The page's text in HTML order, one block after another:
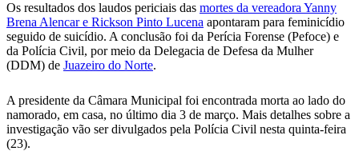
Os resultados dos laudos periciais das mortes da vereadora Yanny
Brena Alencar e Rickson Pinto Lucena apontaram para feminicídio
seguido de suicídio. A conclusão foi da Perícia Forense (Pefoce) e
da Polícia Civil, por meio da Delegacia de Defesa da Mulher
(DDM) de Juazeiro do Norte.
A presidente da Câmara Municipal foi encontrada morta ao lado do
namorado, em casa, no último dia 3 de março. Mais detalhes sobre a
investigação vão ser divulgados pela Polícia Civil nesta quinta-feira
(23).